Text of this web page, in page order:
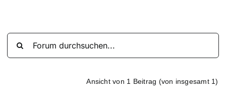
Ansicht von 1 Beitrag (von insgesamt 1)